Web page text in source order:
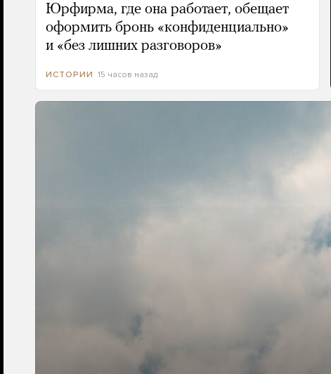
Юрфирма, где она работает, обещает
оформить бронь «конфиденциально»
и «без лишних разговоров»
ИСТОРИИ 15 часов назад